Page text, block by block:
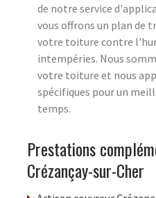
de notre service
vous offrons un plan de
votre toiture contre
intempéries. Nous
votre toiture et nous
spécifiques pour un
temps.
Prestations
Crézançay-sur-Cher